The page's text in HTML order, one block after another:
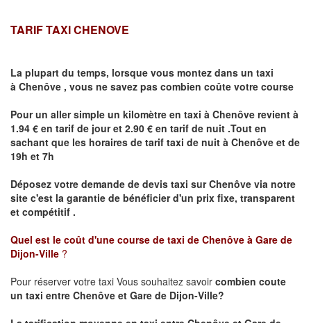
TARIF TAXI CHENOVE
La plupart du temps, lorsque vous montez dans un taxi
à Chenôve , vous ne savez pas combien coûte votre course
Pour un aller simple un kilomètre en taxi à Chenôve revient à
1.94 € en tarif de jour et 2.90 € en tarif de nuit .Tout en
sachant que les horaires de tarif taxi de nuit à Chenôve et de
19h et 7h
Déposez votre demande de devis taxi surChenôve via notre
site c'est la garantie de bénéficier d'un prix fixe, transparent
et compétitif .
Quel est le coût d'une course de taxi de Chenôve à Gare de
Dijon-Ville ?
Pour réserver votre taxi Vous souhaitez savoir combien coute
un taxi entre Chenôve et Gare de Dijon-Ville?